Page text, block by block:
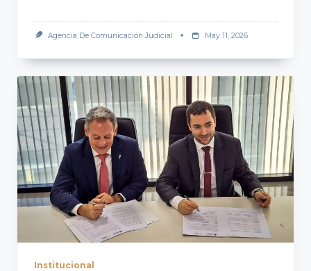
Agencia De Comunicación Judicial May 11, 2026
Institucional